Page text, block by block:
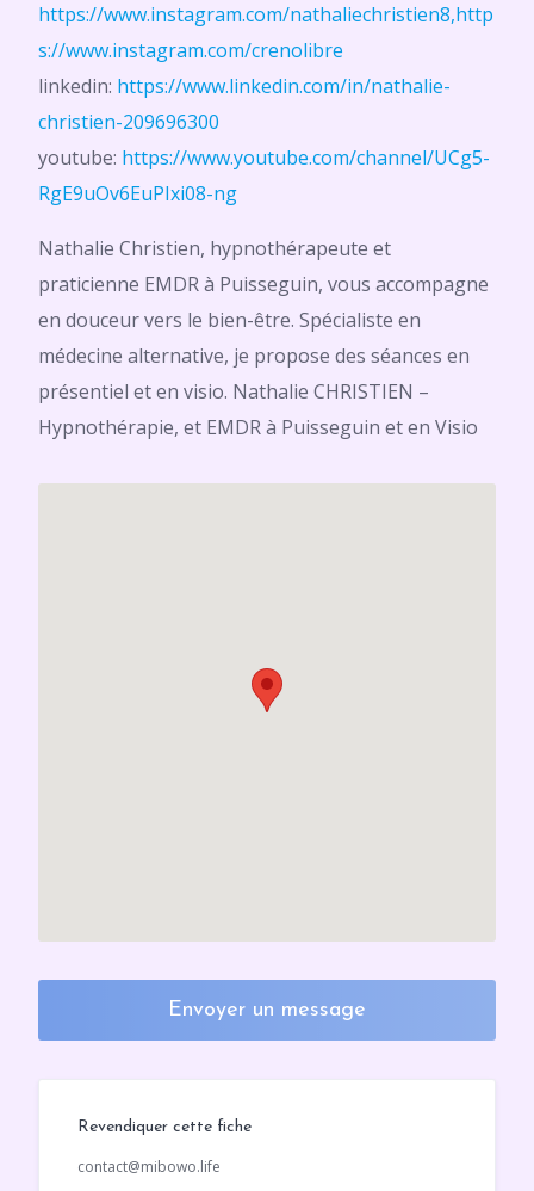
https://www.instagram.com/nathaliechristien8,http
s://www.instagram.com/crenolibre
linkedin: https://www.linkedin.com/in/nathalie-
christien-209696300
youtube: https://www.youtube.com/channel/UCg5-
RgE9uOv6EuPIxi08-ng
Nathalie Christien, hypnothérapeute et
praticienne EMDR à Puisseguin, vous accompagne
en douceur vers le bien-être. Spécialiste en
médecine alternative, je propose des séances en
présentiel et en visio. Nathalie CHRISTIEN –
Hypnothérapie, et EMDR à Puisseguin et en Visio
Envoyer un message
Revendiquer cette fiche
contact@mibowo.life